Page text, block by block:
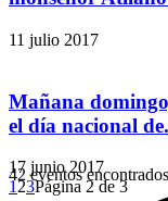
11 julio 2017
Mañana
el día nacional
17 junio 2017
123Página 2 de 3
42 eventos